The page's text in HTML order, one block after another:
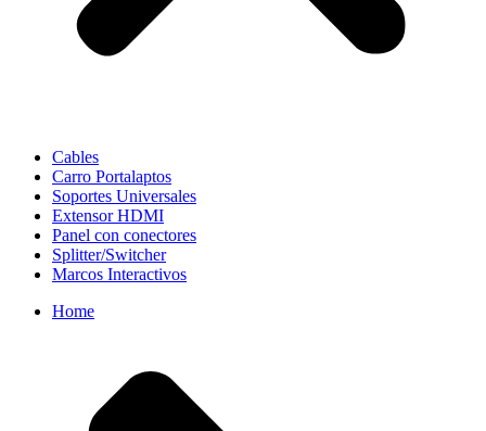
Cables
Carro Portalaptos
Soportes Universales
Extensor HDMI
Panel con conectores
Splitter/Switcher
Marcos Interactivos
Home